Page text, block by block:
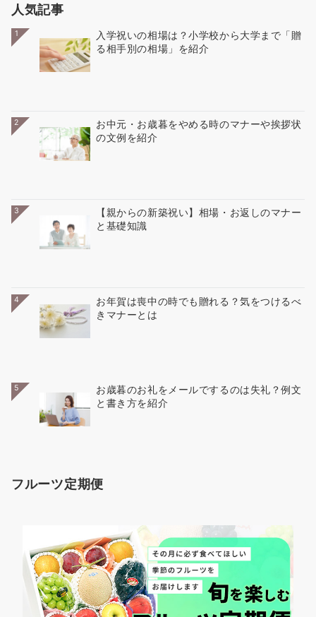
人気記事
1
入学祝いの相場は？小学校から大学まで「贈
る相手別の相場」を紹介
2
お中元・お歳暮をやめる時のマナーや挨拶状
の文例を紹介
3
【親からの新築祝い】相場・お返しのマナー
と基礎知識
4
お年賀は喪中の時でも贈れる？気をつけるべ
きマナーとは
5
お歳暮のお礼をメールでするのは失礼？例文
と書き方を紹介
フルーツ定期便